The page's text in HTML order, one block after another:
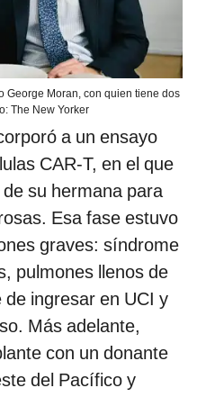
George Moran, con quien tiene dos
The New Yorker
a un ensayo
CAR-T, en el que
su hermana para
Esa fase estuvo
graves: síndrome
pulmones llenos de
ingresar en UCI y
Más adelante,
con un donante
del Pacífico y